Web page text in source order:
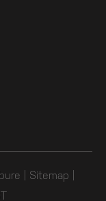
| Sitemap